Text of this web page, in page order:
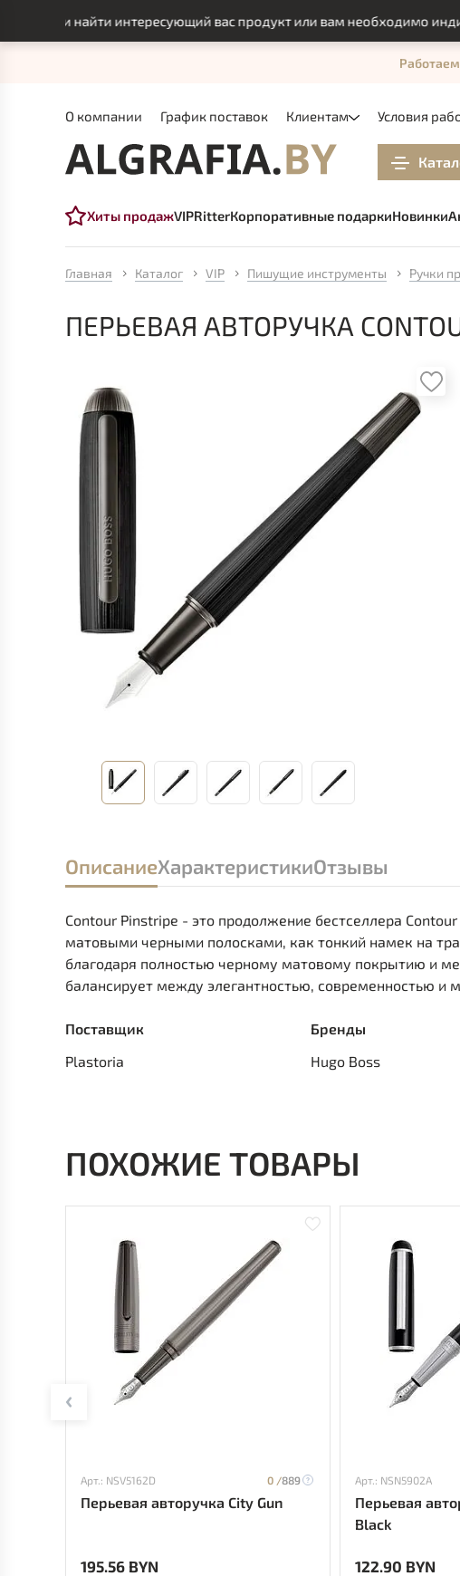
найти интересующий вас продукт или вам необходимо
О компании График поставок Клиентам Условия
Хиты продажVIPRitterКорпоративные подаркиНовинки
Главная Каталог VIP Пишущие инструменты Ручки
ПЕРЬЕВАЯ АВТОРУЧКА
ОписаниеХарактеристикиОтзывы
Contour Pinstripe - это продолжение бестселлера Contour
матовыми черными полосками, как тонкий намек на
благодаря полностью черному матовому покрытию и
балансирует между элегантностью, современностью и
Поставщик
Plastoria
Бренды
Hugo Boss
ПОХОЖИЕ ТОВАРЫ
Арт.: NSV5162D 0 /889
Перьевая авторучка City Gun
195.56 BYN
Арт.: NSN5902A
Перьевая
Black
122.90 BYN